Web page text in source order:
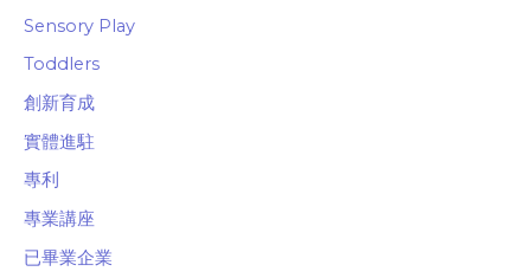
Sensory Play
Toddlers
創新育成
實體進駐
專利
專業講座
已畢業企業